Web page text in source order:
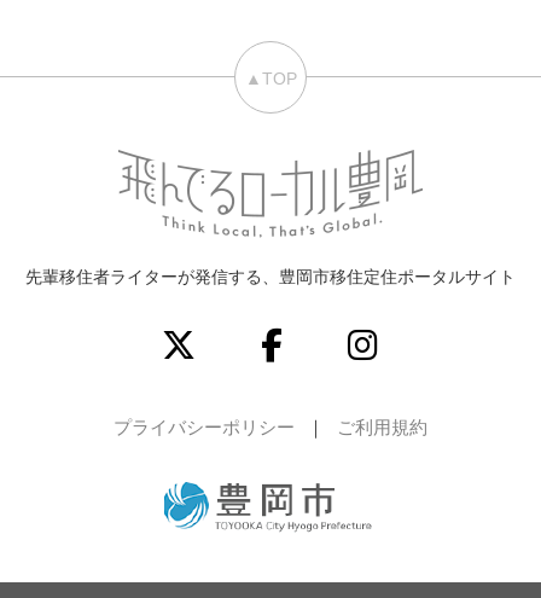
先輩移住者ライターが発信する、豊岡市移住定住ポータルサイト
プライバシーポリシー ご利用規約
▲TOP